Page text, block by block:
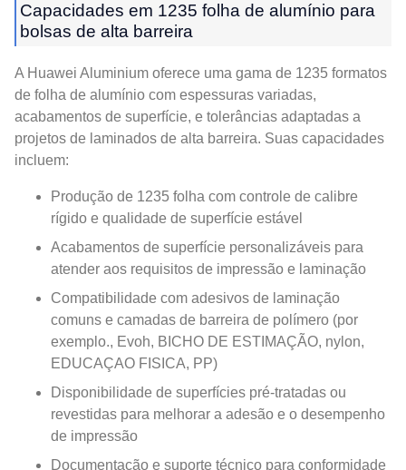
Capacidades em 1235 folha de alumínio para
bolsas de alta barreira
A Huawei Aluminium oferece uma gama de 1235 formatos
de folha de alumínio com espessuras variadas,
acabamentos de superfície, e tolerâncias adaptadas a
projetos de laminados de alta barreira. Suas capacidades
incluem:
Produção de 1235 folha com controle de calibre
rígido e qualidade de superfície estável
Acabamentos de superfície personalizáveis ​​para
atender aos requisitos de impressão e laminação
Compatibilidade com adesivos de laminação
comuns e camadas de barreira de polímero (por
exemplo., Evoh, BICHO DE ESTIMAÇÃO, nylon,
EDUCAÇAO FISICA, PP)
Disponibilidade de superfícies pré-tratadas ou
revestidas para melhorar a adesão e o desempenho
de impressão
Documentação e suporte técnico para conformidade